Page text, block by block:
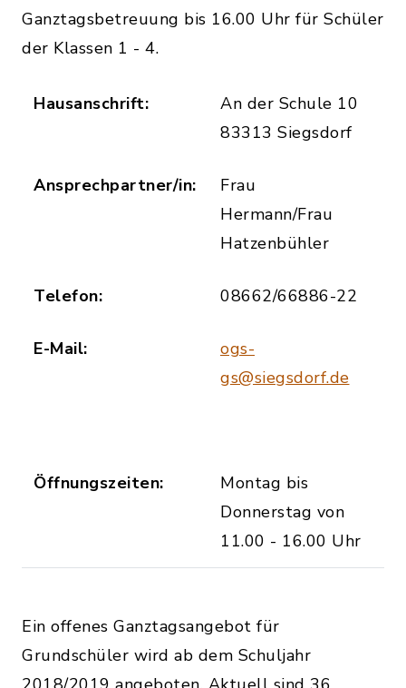
Ganztagsbetreuung bis 16.00 Uhr für Schüler
der Klassen 1 - 4.
Hausanschrift:
An der Schule 10
83313 Siegsdorf
Ansprechpartner/in:
Frau
Hermann/Frau
Hatzenbühler
Telefon: 08662/66886-22
E-Mail:
ogs-
gs@siegsdorf.de
Öffnungszeiten:
Montag bis
Donnerstag von
11.00 - 16.00 Uhr
Ein offenes Ganztagsangebot für
Grundschüler wird ab dem Schuljahr